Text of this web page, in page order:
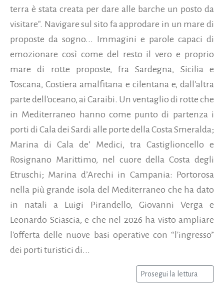
terra è stata creata per dare alle barche un posto da
visitare". Navigare sul sito fa approdare in un mare di
proposte da sogno... Immagini e parole capaci di
emozionare così come del resto il vero e proprio
mare di rotte proposte, fra Sardegna, Sicilia e
Toscana, Costiera amalfitana e cilentana e, dall'altra
parte dell'oceano, ai Caraibi. Un ventaglio di rotte che
in Mediterraneo hanno come punto di partenza i
porti di Cala dei Sardi alle porte della Costa Smeralda;
Marina di Cala de’ Medici, tra Castiglioncello e
Rosignano Marittimo, nel cuore della Costa degli
Etruschi; Marina d’Arechi in Campania: Portorosa
nella più grande isola del Mediterraneo che ha dato
in natali a Luigi Pirandello, Giovanni Verga e
Leonardo Sciascia, e che nel 2026 ha visto ampliare
l'offerta delle nuove basi operative con “l'ingresso”
dei porti turistici di...
Prosegui la lettura